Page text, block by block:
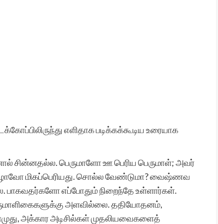
எளிதாக படிக்கக்கூடிய உரையாக
சின்னதல்ல. பெருமாளோ ஊ பெரிய பெருமாள்; அவர்
மிகப்பெரியது. சொல்ல வேண்டுமா? வைஷ்ணவ
பாகவதர்களோ எப்போதும் நிறைந்தே உள்ளார்கள்.
அளவில்லை. ததியோதனம்,
அக்கார அடிசில்கள் முதலியவைகளைத்